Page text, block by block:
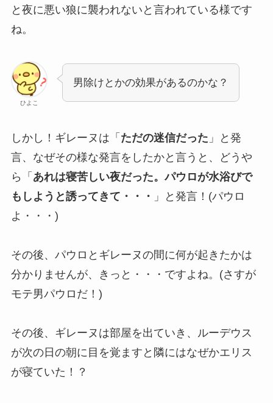
と夜に悪い狼に襲われないと言われている様です
ね。
ひよこ
男除けとかの効果があるのかな？
しかし！ギレーヌは「 ただの迷信だった 」と発
言、なぜその様な発言をしたかと言うと、どうや
ら「 あれは寝苦しい夜だった。パウロが水浴びで
もしようと誘ってきて・・・ 」と発言！(パウロ
よ・・・)
その後、パウロとギレーヌの間に何が起きたかは
分かりませんが、きっと・・・ですよね。(さすが
モテ男パウロだ！)
その後、ギレーヌは部屋を出ていき、ルーデウス
が次の日の朝に目を覚ますと隣にはなぜかエリス
が寝ていた！？